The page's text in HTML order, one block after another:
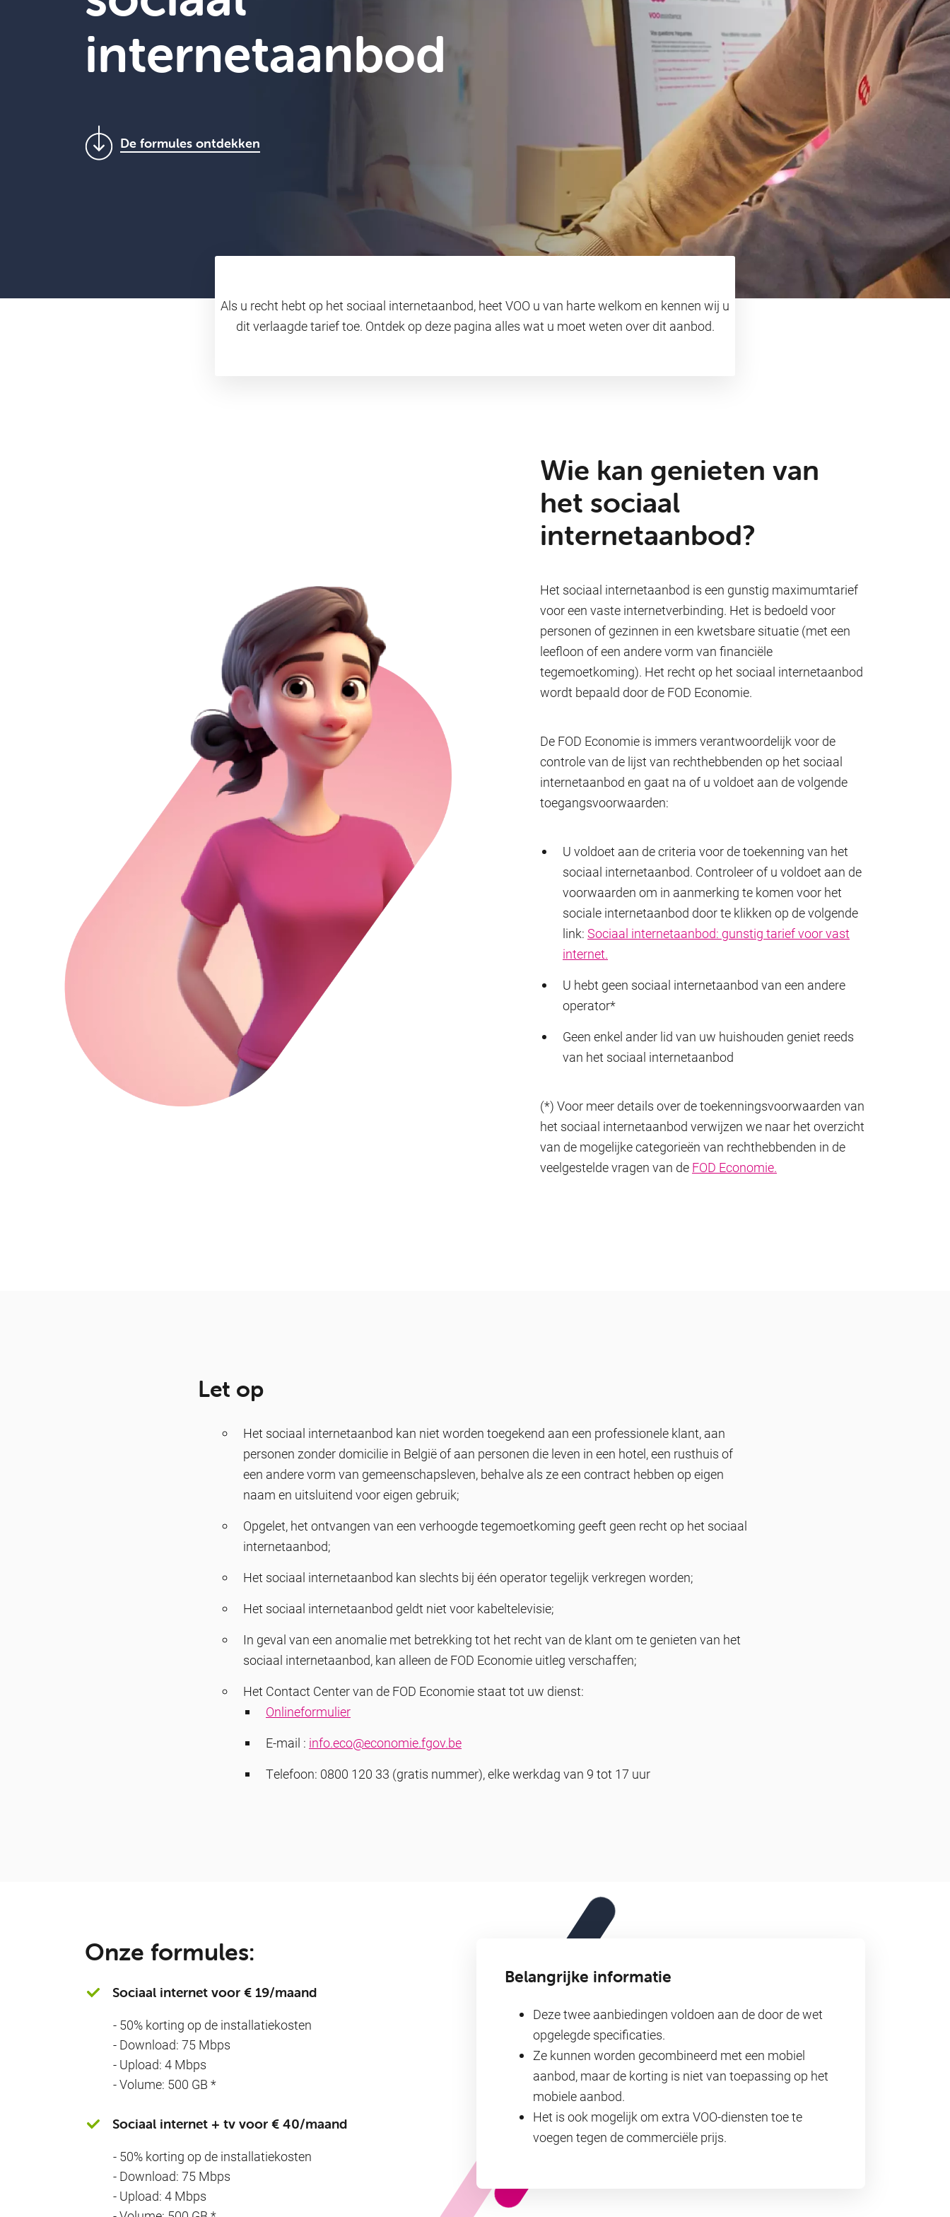
internetaanbod
De formules ontdekken
Als u recht hebt op het sociaal internetaanbod, heet VOO u van harte welkom en kennen wij u
dit verlaagde tarief toe. Ontdek op deze pagina alles wat u moet weten over dit aanbod.
Wie kan genieten van
het sociaal
internetaanbod?
Het sociaal internetaanbod is een gunstig maximumtarief
voor een vaste internetverbinding. Het is bedoeld voor
personen of gezinnen in een kwetsbare situatie (met een
leefloon of een andere vorm van financiële
tegemoetkoming). Het recht op het sociaal internetaanbod
wordt bepaald door de FOD Economie.
De FOD Economie is immers verantwoordelijk voor de
controle van de lijst van rechthebbenden op het sociaal
internetaanbod en gaat na of u voldoet aan de volgende
toegangsvoorwaarden:
U voldoet aan de criteria voor de toekenning van het
sociaal internetaanbod. Controleer of u voldoet aan de
voorwaarden om in aanmerking te komen voor het
sociale internetaanbod door te klikken op de volgende
link: Sociaal internetaanbod: gunstig tarief voor vast
internet.
U hebt geen sociaal internetaanbod van een andere
operator*
Geen enkel ander lid van uw huishouden geniet reeds
van het sociaal internetaanbod
(*) Voor meer details over de toekenningsvoorwaarden van
het sociaal internetaanbod verwijzen we naar het overzicht
van de mogelijke categorieën van rechthebbenden in de
veelgestelde vragen van de FOD Economie.
Let op
Het sociaal internetaanbod kan niet worden toegekend aan een professionele klant, aan
personen zonder domicilie in België of aan personen die leven in een hotel, een rusthuis of
een andere vorm van gemeenschapsleven, behalve als ze een contract hebben op eigen
naam en uitsluitend voor eigen gebruik;
Opgelet, het ontvangen van een verhoogde tegemoetkoming geeft geen recht op het sociaal
internetaanbod;
Het sociaal internetaanbod kan slechts bij één operator tegelijk verkregen worden;
Het sociaal internetaanbod geldt niet voor kabeltelevisie;
In geval van een anomalie met betrekking tot het recht van de klant om te genieten van het
sociaal internetaanbod, kan alleen de FOD Economie uitleg verschaffen;
Het Contact Center van de FOD Economie staat tot uw dienst:
Onlineformulier
E-mail : info.eco@economie.fgov.be
Telefoon: 0800 120 33 (gratis nummer), elke werkdag van 9 tot 17 uur
Onze formules:
Sociaal internet voor € 19/maand
- 50% korting op de installatiekosten
- Download: 75 Mbps
- Upload: 4 Mbps
- Volume: 500 GB *
Sociaal internet + tv voor € 40/maand
- 50% korting op de installatiekosten
- Download: 75 Mbps
- Upload: 4 Mbps
Belangrijke informatie
Deze twee aanbiedingen voldoen aan de door de wet
opgelegde specificaties.
Ze kunnen worden gecombineerd met een mobiel
aanbod, maar de korting is niet van toepassing op het
mobiele aanbod.
Het is ook mogelijk om extra VOO-diensten toe te
voegen tegen de commerciële prijs.